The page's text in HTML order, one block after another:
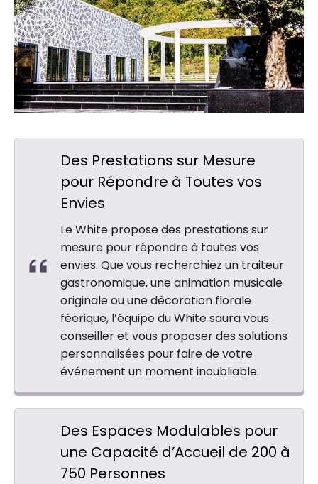
Des Prestations sur Mesure
pour Répondre à Toutes vos
Envies
Le White propose des prestations sur
mesure pour répondre à toutes vos
envies. Que vous recherchiez un traiteur
gastronomique, une animation musicale
originale ou une décoration florale
féerique, l’équipe du White saura vous
conseiller et vous proposer des solutions
personnalisées pour faire de votre
événement un moment inoubliable.
Des Espaces Modulables pour
une Capacité d’Accueil de 200 à
750 Personnes